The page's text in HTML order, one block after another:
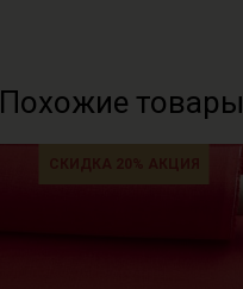
Похожие товары